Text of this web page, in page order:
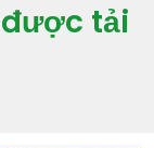
tải